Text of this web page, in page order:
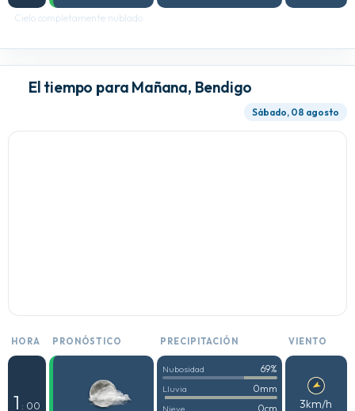
Cielo completamente nublado
El tiempo para Mañana, Bendigo
Sábado, 08 agosto
HORA PRONÓSTICO PRECIPITACIÓN VIENTO
1 : 00
Nubosidad 69%
Lluvia 0mm
Nieve 0cm 3km/h